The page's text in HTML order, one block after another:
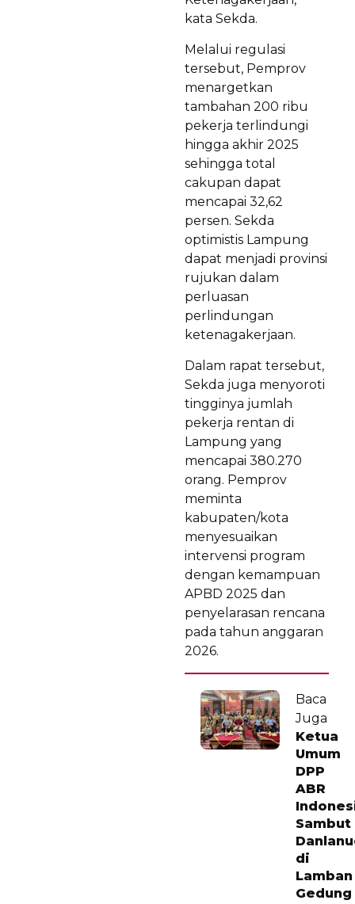
kata Sekda.
Melalui regulasi
tersebut, Pemprov
menargetkan
tambahan 200 ribu
pekerja terlindungi
hingga akhir 2025
sehingga total
cakupan dapat
mencapai 32,62
persen. Sekda
optimistis Lampung
dapat menjadi provinsi
rujukan dalam
perluasan
perlindungan
ketenagakerjaan.
Dalam rapat tersebut,
Sekda juga menyoroti
tingginya jumlah
pekerja rentan di
Lampung yang
mencapai 380.270
orang. Pemprov
meminta
kabupaten/kota
menyesuaikan
intervensi program
dengan kemampuan
APBD 2025 dan
penyelarasan rencana
pada tahun anggaran
2026.
Baca
Juga
Ketua
Umum
DPP
ABR
Sambut
di
Lamban
Gedung